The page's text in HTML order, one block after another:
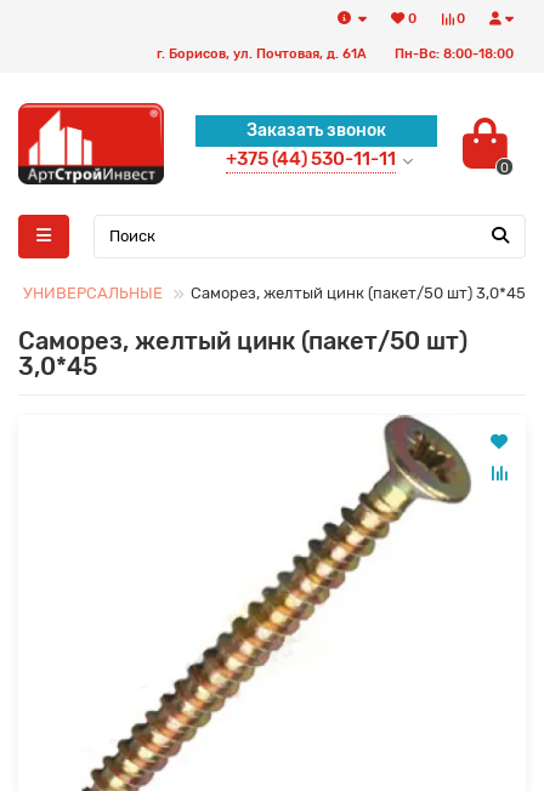
0
0
г. Борисов, ул. Почтовая, д. 61А Пн-Вс: 8:00-18:00
Заказать звонок
+375 (44) 530-11-11 0
УНИВЕРСАЛЬНЫЕ Саморез, желтый цинк (пакет/50 шт) 3,0*45
Саморез, желтый цинк (пакет/50 шт)
3,0*45